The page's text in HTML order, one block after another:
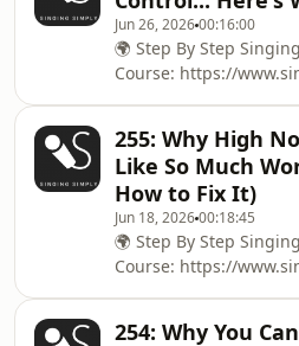
Jun 26, 202600:16:00
🌍 Step By Step Singing
Course: ⁠⁠⁠⁠⁠⁠⁠⁠⁠⁠⁠⁠⁠⁠⁠⁠⁠⁠⁠⁠⁠⁠⁠⁠⁠⁠⁠⁠⁠⁠⁠⁠⁠⁠⁠⁠⁠⁠⁠⁠⁠⁠⁠⁠⁠⁠⁠⁠⁠⁠⁠⁠⁠⁠⁠⁠⁠⁠⁠⁠⁠⁠⁠⁠⁠⁠⁠⁠⁠⁠⁠⁠⁠⁠⁠⁠⁠⁠⁠⁠⁠⁠⁠⁠⁠⁠⁠⁠⁠⁠⁠⁠⁠⁠⁠⁠⁠⁠⁠⁠⁠⁠⁠⁠⁠⁠⁠⁠⁠⁠⁠⁠⁠⁠⁠⁠⁠⁠⁠⁠⁠⁠⁠⁠⁠⁠⁠⁠⁠⁠⁠⁠⁠https://
255: Why High
Like So Much
How to Fix It)
Jun 18, 202600:18:45
🌍 Step By Step Singing
Course: ⁠⁠⁠⁠⁠⁠⁠⁠⁠⁠⁠⁠⁠⁠⁠⁠⁠⁠⁠⁠⁠⁠⁠⁠⁠⁠⁠⁠⁠⁠⁠⁠⁠⁠⁠⁠⁠⁠⁠⁠⁠⁠⁠⁠⁠⁠⁠⁠⁠⁠⁠⁠⁠⁠⁠⁠⁠⁠⁠⁠⁠⁠⁠⁠⁠⁠⁠⁠⁠⁠⁠⁠⁠⁠⁠⁠⁠⁠⁠⁠⁠⁠⁠⁠⁠⁠⁠⁠⁠⁠⁠⁠⁠⁠⁠⁠⁠⁠⁠⁠⁠⁠⁠⁠⁠⁠⁠⁠⁠⁠⁠⁠⁠⁠⁠⁠⁠⁠⁠⁠⁠⁠⁠⁠⁠⁠⁠⁠⁠⁠⁠⁠https://
254: Why You